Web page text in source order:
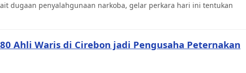
dugaan penyalahgunaan narkoba, gelar perkara hari ini tentukan
Ahli Waris di Cirebon jadi Pengusaha Peternakan